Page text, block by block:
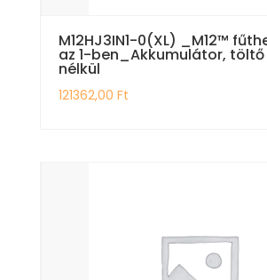
M12HJ3IN1-0(XL) _M12™
az 1-ben_Akkumulátor,
nélkül
121362,00 Ft